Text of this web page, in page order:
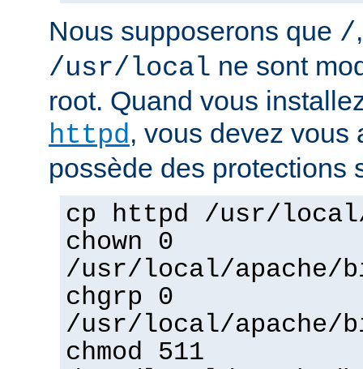
Nous supposerons que /
/usr/local ne sont
root. Quand vous
httpd, vous devez vous
possède des protections
cp httpd /usr/
chown 0
/usr/local/apache/
chgrp 0
/usr/local/apache/
chmod 511